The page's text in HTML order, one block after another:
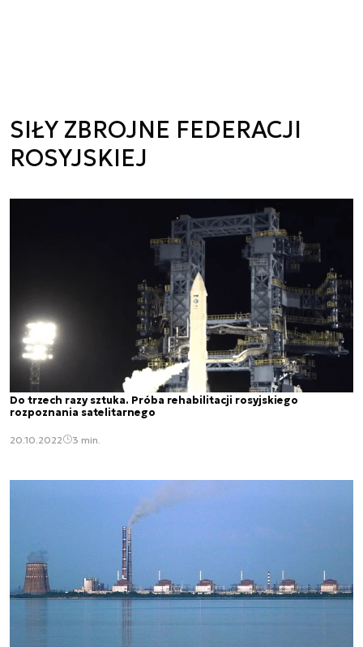
SIŁY ZBROJNE FEDERACJI
ROSYJSKIEJ
Do trzech razy sztuka. Próba rehabilitacji rosyjskiego
rozpoznania satelitarnego
20.10.2022 3 min.